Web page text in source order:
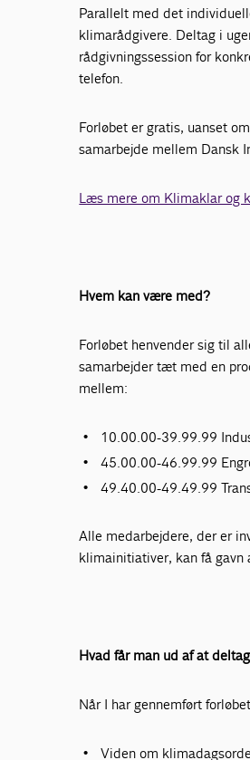
Parallelt med det
klimarådgivere. Deltag i
rådgivningssession for
telefon.
Forløbet er gratis, uanset
samarbejde mellem Dansk
Læs mere om Klimaklar og
Hvem kan være med?
Forløbet henvender sig til
samarbejder tæt med en
mellem:
10.00.00-39.99.99
45.00.00-46.99.99
49.40.00-49.49.99
Alle medarbejdere, der er
klimainitiativer, kan få gavn
Hvad får man ud af at
Når I har gennemført
Viden om